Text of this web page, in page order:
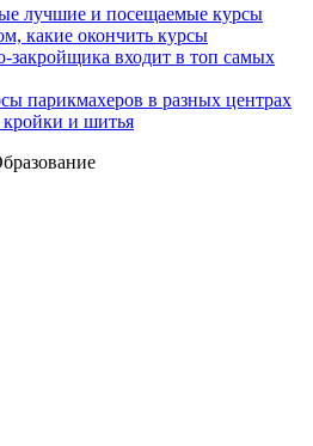
лучшие и посещаемые курсы
какие окончить курсы
закройщика входит в топ самых
парикмахеров в разных центрах
и шитья